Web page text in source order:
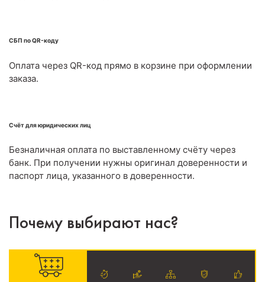
СБП по QR-коду
Оплата через QR-код прямо в корзине при оформлении
заказа.
Счёт для юридических лиц
Безналичная оплата по выставленному счёту через
банк. При получении нужны оригинал доверенности и
паспорт лица, указанного в доверенности.
Почему выбирают нас?